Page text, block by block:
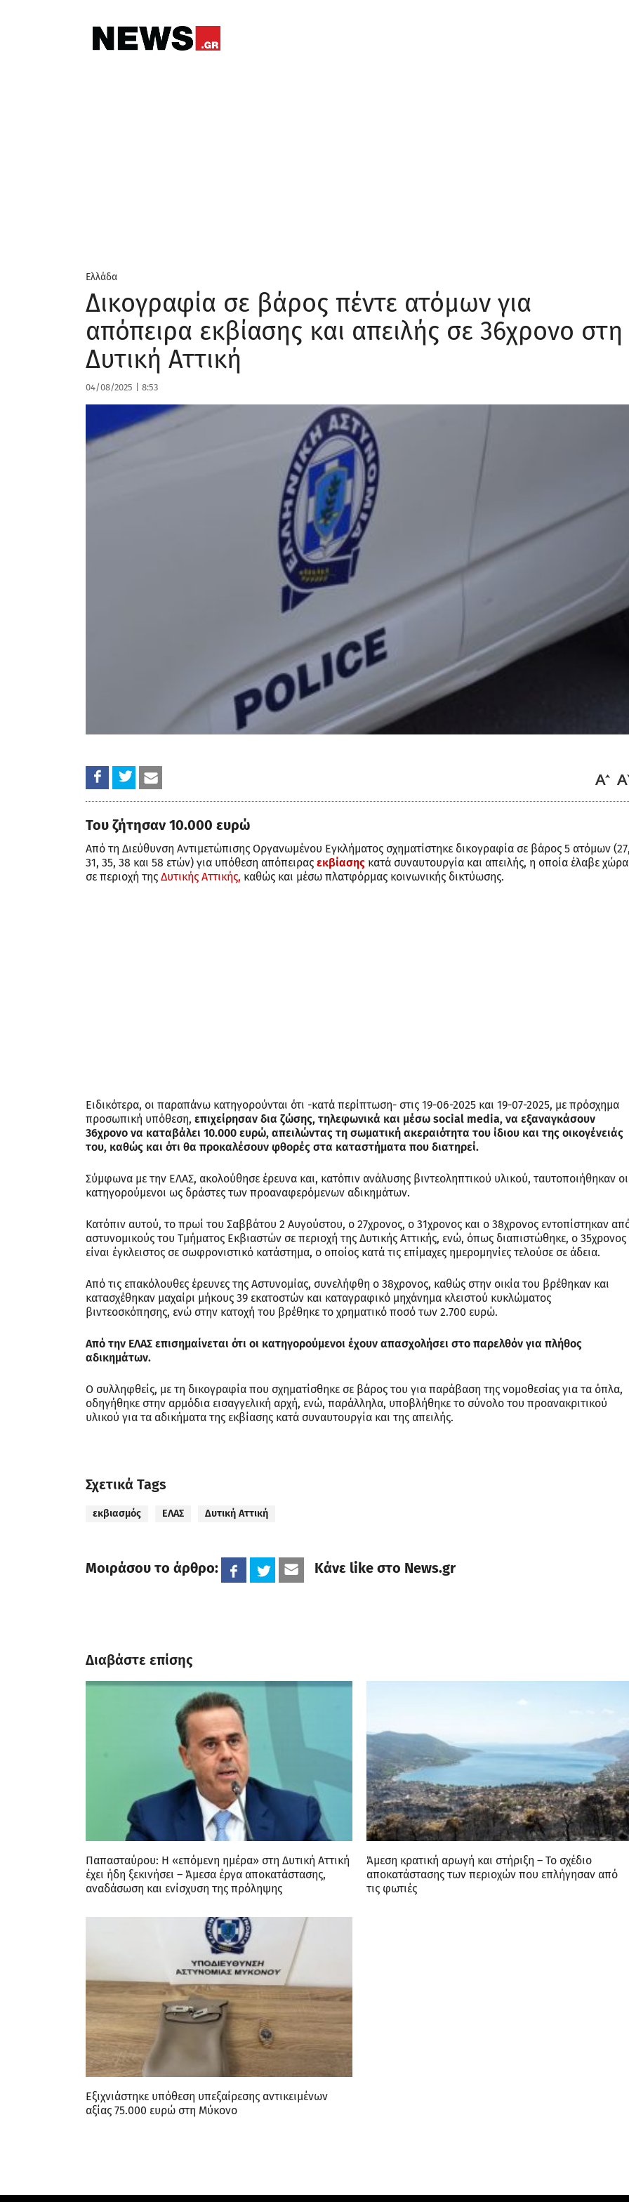
Ελλάδα
Δικογραφία σε βάρος πέντε ατόμων για
απόπειρα εκβίασης και απειλής σε 36χρονο στη
Δυτική Αττική
04/08/2025 8:53
Του ζήτησαν 10.000 ευρώ
Από τη Διεύθυνση Αντιμετώπισης Οργανωμένου Εγκλήματος σχηματίστηκε δικογραφία σε βάρος 5 ατόμων
31, 35, 38 και 58 ετών) για υπόθεση απόπειρας εκβίασης κατά συναυτουργία και απειλής, η οποία έλαβε χώρα
σε περιοχή της Δυτικής Αττικής, καθώς και μέσω πλατφόρμας κοινωνικής δικτύωσης.
Ειδικότερα, οι παραπάνω κατηγορούνται ότι -κατά περίπτωση- στις 19-06-2025 και 19-07-2025, με πρόσχημα
προσωπική υπόθεση, επιχείρησαν δια ζώσης, τηλεφωνικά και μέσω social media, να εξαναγκάσουν
36χρονο να καταβάλει 10.000 ευρώ, απειλώντας τη σωματική ακεραιότητα του ίδιου και της οικογένειάς
του, καθώς και ότι θα προκαλέσουν φθορές στα καταστήματα που διατηρεί.
Σύμφωνα με την ΕΛΑΣ, ακολούθησε έρευνα και, κατόπιν ανάλυσης βιντεοληπτικού υλικού, ταυτοποιήθηκαν οι
κατηγορούμενοι ως δράστες των προαναφερόμενων αδικημάτων.
Κατόπιν αυτού, το πρωί του Σαββάτου 2 Αυγούστου, ο 27χρονος, ο 31χρονος και ο 38χρονος εντοπίστηκαν
αστυνομικούς του Τμήματος Εκβιαστών σε περιοχή της Δυτικής Αττικής, ενώ, όπως διαπιστώθηκε, ο 35χρονος
είναι έγκλειστος σε σωφρονιστικό κατάστημα, ο οποίος κατά τις επίμαχες ημερομηνίες τελούσε σε άδεια.
Από τις επακόλουθες έρευνες της Αστυνομίας, συνελήφθη ο 38χρονος, καθώς στην οικία του βρέθηκαν και
κατασχέθηκαν μαχαίρι μήκους 39 εκατοστών και καταγραφικό μηχάνημα κλειστού κυκλώματος
βιντεοσκόπησης, ενώ στην κατοχή του βρέθηκε το χρηματικό ποσό των 2.700 ευρώ.
Από την ΕΛΑΣ επισημαίνεται ότι οι κατηγορούμενοι έχουν απασχολήσει στο παρελθόν για πλήθος
αδικημάτων.
Ο συλληφθείς, με τη δικογραφία που σχηματίσθηκε σε βάρος του για παράβαση της νομοθεσίας για τα όπλα,
οδηγήθηκε στην αρμόδια εισαγγελική αρχή, ενώ, παράλληλα, υποβλήθηκε το σύνολο του προανακριτικού
υλικού για τα αδικήματα της εκβίασης κατά συναυτουργία και της απειλής.
Σχετικά Tags
εκβιασμός ΕΛΑΣ Δυτική Αττική
Μοιράσου το άρθρο: Κάνε like στο News.gr
Διαβάστε επίσης
Παπασταύρου: Η «επόμενη ημέρα» στη Δυτική Αττική
έχει ήδη ξεκινήσει – Άμεσα έργα αποκατάστασης,
αναδάσωση και ενίσχυση της πρόληψης
Άμεση κρατική αρωγή και στήριξη – Το σχέδιο
αποκατάστασης των περιοχών που επλήγησαν από
τις φωτιές
Εξιχνιάστηκε υπόθεση υπεξαίρεσης αντικειμένων
αξίας 75.000 ευρώ στη Μύκονο